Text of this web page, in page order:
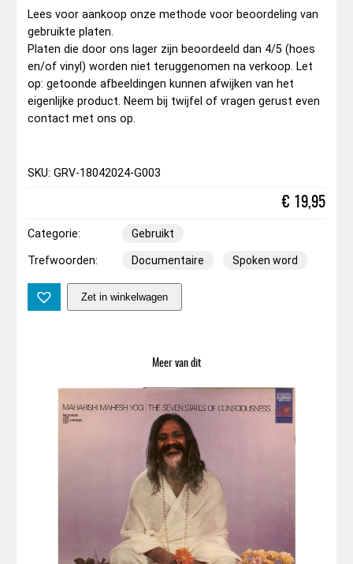
Lees voor aankoop onze methode voor beoordeling van
gebruikte platen.
Platen die door ons lager zijn beoordeeld dan 4/5 (hoes
en/of vinyl) worden niet teruggenomen na verkoop. Let
op: getoonde afbeeldingen kunnen afwijken van het
eigenlijke product. Neem bij twijfel of vragen gerust even
contact met ons op.
SKU: GRV-18042024-G003
€ 19,95
Categorie: Gebruikt
Trefwoorden: Documentaire Spoken word
o
t
t
–
D
a
s
D
t
Zet in winkelwagen
Meer van dit